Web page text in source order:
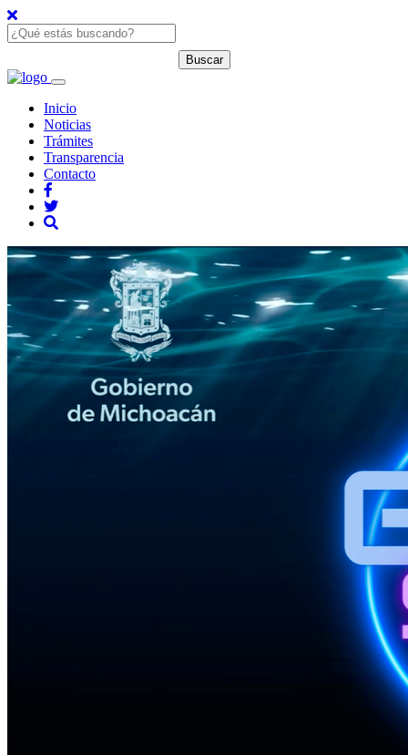
Inicio
Noticias
Trámites
Transparencia
Contacto